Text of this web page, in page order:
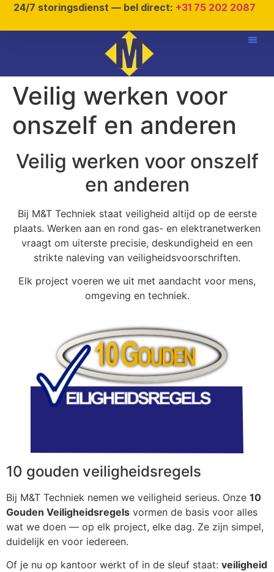
24/7 storingsdienst — bel direct: +31 75 202 2087
Veilig werken voor
onszelf en anderen
Veilig werken voor onszelf
en anderen
Bij M&T Techniek staat veiligheid altijd op de eerste
plaats. Werken aan en rond gas- en elektranetwerken
vraagt om uiterste precisie, deskundigheid en een
strikte naleving van veiligheidsvoorschriften.
Elk project voeren we uit met aandacht voor mens,
omgeving en techniek.
10 gouden veiligheidsregels
Bij M&T Techniek nemen we veiligheid serieus. Onze 10
Gouden Veiligheidsregels vormen de basis voor alles
wat we doen — op elk project, elke dag. Ze zijn simpel,
duidelijk en voor iedereen.
Of je nu op kantoor werkt of in de sleuf staat: veiligheid